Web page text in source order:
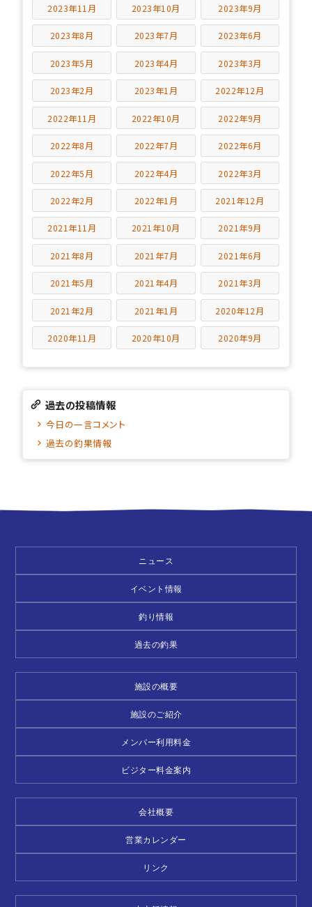
2023年11月 2023年10月 2023年9月
2023年8月 2023年7月 2023年6月
2023年5月 2023年4月 2023年3月
2023年2月 2023年1月 2022年12月
2022年11月 2022年10月 2022年9月
2022年8月 2022年7月 2022年6月
2022年5月 2022年4月 2022年3月
2022年2月 2022年1月 2021年12月
2021年11月 2021年10月 2021年9月
2021年8月 2021年7月 2021年6月
2021年5月 2021年4月 2021年3月
2021年2月 2021年1月 2020年12月
2020年11月 2020年10月 2020年9月
過去の投稿情報
今日の一言コメント
過去の釣果情報
ニュース
イベント情報
釣り情報
過去の釣果
施設の概要
施設のご紹介
メンバー利用料金
ビジター料金案内
会社概要
営業カレンダー
リンク